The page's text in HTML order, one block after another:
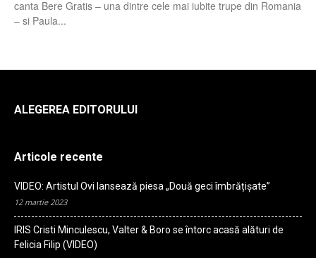
canta Bere Gratis – una dintre cele mai iubite trupe din Romania
– si Paula...
ALEGEREA EDITORULUI
Articole recente
VIDEO: Artistul Ovi lansează piesa „Două geci îmbrățișate”
12 martie 2023
IRIS Cristi Minculescu, Valter & Boro se întorc acasă alături de
Felicia Filip (VIDEO)